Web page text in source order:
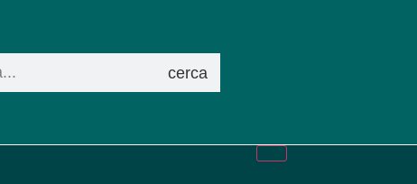
cerca